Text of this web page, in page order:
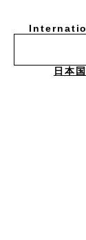
日本